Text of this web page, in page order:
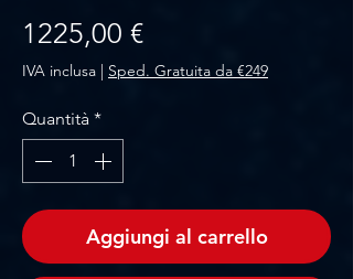
1225,00 €Prezzo
IVA inclusa | Sped. Gratuita da €249
Quantità *
Aggiungi al carrello